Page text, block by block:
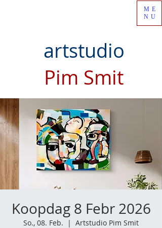
artstudio
Pim Smit
ME
NU
Koopdag 8 Febr 2026
So., 08. Feb.
  |
Artstudio Pim Smit